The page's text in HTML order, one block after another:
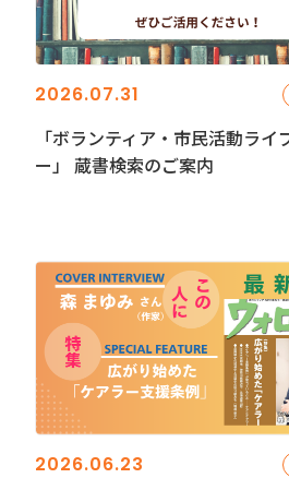
2026.07.31
「ボランティア・市民活動ライ
ー」 蔵書検索のご案内
2026.06.23